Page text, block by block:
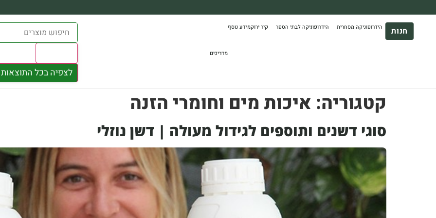
*בהתאם להגבלת גודל ומשקל
חנות הידרופוניקה מסחרית הידרופוניקה לבתי הספר קיר ירוקמידע נוסף
מדריכים
לצפיה בכל התוצאות
קטגוריה: איכות מים וחומרי הזנה
סוגי דשנים ותוספים לגידול מעולה | דשן נוזלי